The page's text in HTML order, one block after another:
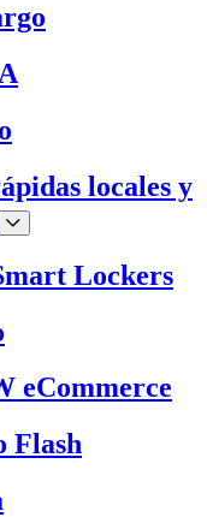
locales y
Lockers
eCommerce
Flash